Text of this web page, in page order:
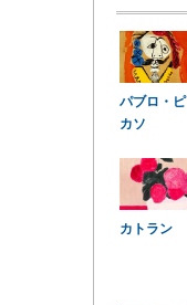
パブロ・ピ
カソ
カトラン